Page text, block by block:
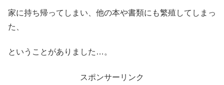
家に持ち帰ってしまい、他の本や書類にも繁殖してしまっ
た、
ということがありました…。
スポンサーリンク